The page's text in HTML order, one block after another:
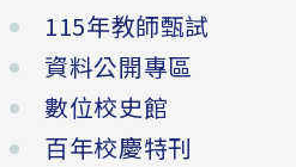
115年教師甄試
資料公開專區
數位校史館
百年校慶特刊